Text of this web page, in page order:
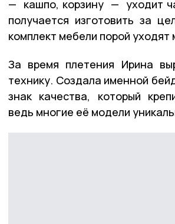
— кашпо, корзину — уходит
получается изготовить за
комплект мебели порой уходят
За время плетения Ирина
технику. Создала именной
знак качества, который
ведь многие её модели